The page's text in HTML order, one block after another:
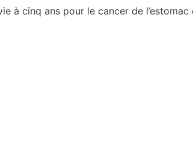
à cinq ans pour le cancer de l’estomac